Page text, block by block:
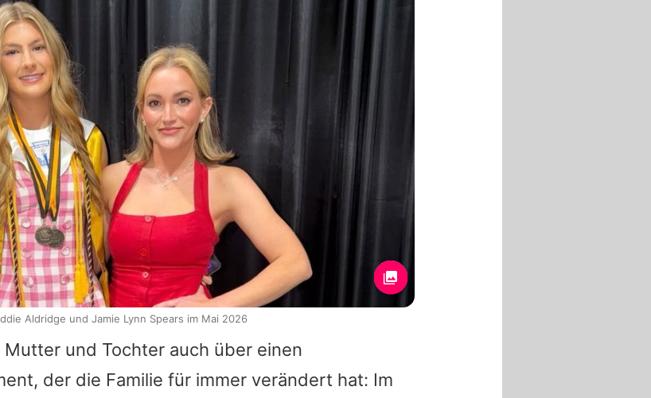
und Tochter auch über einen
der die Familie für immer verändert hat: Im
Aldridge und Jamie Lynn Spears im Mai 2026